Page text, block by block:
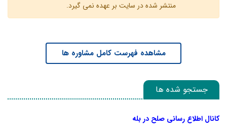
منتشر شده در سایت بر عهده نمی گیرد.
مشاهده فهرست کامل مشاوره ها
جستجو شده ها
کانال اطلاع رسانی صلح در بله